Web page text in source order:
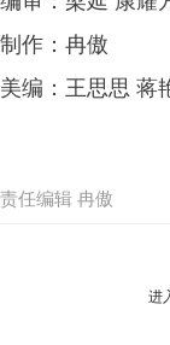
制作：冉傲
美编：王思思 蒋
责任编辑 冉傲
进